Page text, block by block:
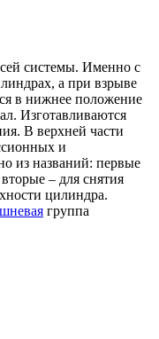
системы. Именно с
а при взрыве
в нижнее положение
Изготавливаются
В верхней части
и
из названий: первые
– для снятия
цилиндра.
группа